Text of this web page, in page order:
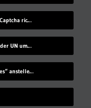
Wenn das „Ich bin kein Roboter“-Captcha richtig schwer ist…
Wie Simultan-Übersetzungen bei der UN umgesetzt werden
Wenn Blink-182 „A Thousand Miles“ anstelle Vanessa Carltons gesungen hätten